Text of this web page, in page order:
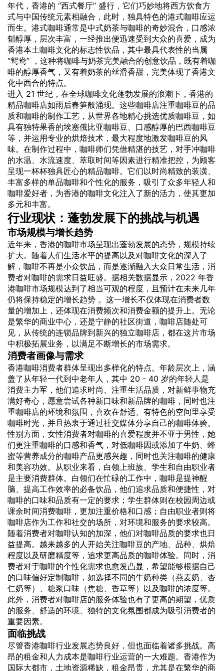
年代，香港的 “西式餐厅” 盛行，它们巧妙地将西方饮食方
式与中国传统元素相融合，此时，独具特色的港式咖啡应运
而生。港式咖啡通常是中式奶茶与咖啡的奇妙混合，口感浓
郁醇厚，层次丰富，一经推出便迅速受到大众的喜爱，成为
香港本土咖啡文化的标志性饮品，其中最具代表性的当属
“鸳鸯” ，这种将咖啡与奶茶完美融合的创意饮品，既有着咖
啡的醇厚香气，又有着奶茶的丝滑香甜，完美体现了香港文
化中西合的特点。
进入 21 世纪，在全球咖啡文化蓬勃发展的浪潮下，香港的
精品咖啡店如雨后春笋般涌现。这些咖啡店注重咖啡豆的品
质和咖啡的制作工艺，从世界各地精心挑选优质咖啡豆，如
具有独特果香的埃塞俄比亚咖啡豆、口感醇厚的巴西咖啡豆
等，并运用专业的烘焙技术，最大程度地激发咖啡豆的风
味。在制作过程中，咖啡师们凭借精湛的技艺，对手冲咖啡
的水温、水流速度、萃取时间等因素进行精准把控，为顾客
呈现一杯杯独具匠心的精品咖啡。它们以时尚精致的装潢、
丰富多样的单品咖啡和个性化的服务，吸引了众多年轻人和
咖啡爱好者，为香港的咖啡文化注入了新的活力，使其更加
多元和丰富。
行业现状：蓬勃发展下的挑战与机遇
市场规模与增长趋势
近年来，香港的咖啡市场呈现出蓬勃发展的态势，规模持续
扩大。随着人们生活水平的提高以及对咖啡文化的深入了
解，咖啡不再是小众饮品，而是逐渐融入大众日常生活， 消
费者对咖啡的需求日益旺盛。据相关数据显示，2022 年香
港咖啡市场规模达到了相当可观的程度，且预计在未来几年
仍将保持稳定的增长趋势 。这一增长不仅体现在消费者数
量的增加上，还体现在消费频次和消费金额的提升上。无论
是繁华的商业中心，还是宁静的社区街道，咖啡店随处可
见，从传统的连锁品牌到新兴的独立咖啡店，都在这片市场
中积极拓展业务，以满足不断增长的市场需求。
消费者画像与需求
香港咖啡消费者群体呈现出多样化的特点。年龄层次上，涵
盖了从年轻一代到中老年人，其中 20 - 40 岁的年轻人是
消费主力军，他们追求时尚、注重生活品质，对新鲜事物充
满好奇心，愿意尝试各种新口味和新品牌的咖啡，同时也注
重咖啡店的环境和氛围，喜欢在舒适、有特色的空间里享受
咖啡时光，并且热衷于通过社交媒体分享自己的咖啡体验。
性别方面，女性消费者对咖啡的喜爱程度并不亚于男性，她
们更注重咖啡的口感和香气，对低咖啡因或添加了牛奶、蜂
蜜等营养成分的咖啡产品更感兴趣，同时也关注咖啡的健康
和美容功效。从职业来看，白领上班族、学生和自由职业者
是主要消费群体。白领们在忙碌的工作中，咖啡是提神醒
脑、提高工作效率的必备饮品，他们追求品质和便捷性，对
咖啡的口味和品质有一定的要求；学生群体则在校园周边或
课余时间消费咖啡，更加注重价格和口感；自由职业者则将
咖啡店作为工作和社交的场所，对环境和服务的要求较高。
随着消费者对咖啡认知的加深，他们对咖啡品质的要求也日
益提高。越来越多的人开始关注咖啡豆的产地、品种、烘焙
程度以及研磨精度等，追求更高品质的咖啡体验。同时，消
费者对于咖啡的个性化需求也愈发凸显，希望能够根据自己
的口味偏好定制咖啡，如选择不同的牛奶种类（燕麦奶、杏
仁奶等）、糖浆口味（焦糖、香草等）以及咖啡的浓度等。
此外，消费者对咖啡店的服务体验也有了更高的期望，优质
的服务、舒适的环境、独特的文化氛围都成为吸引消费者的
重要因素。
面临挑战
尽管香港咖啡行业发展态势良好，但也面临着诸多挑战。高
昂的租金和人力成本是咖啡行业运营的一大难题。香港作为
国际大都市，土地资源稀缺，租金昂贵，尤其是在繁华的商